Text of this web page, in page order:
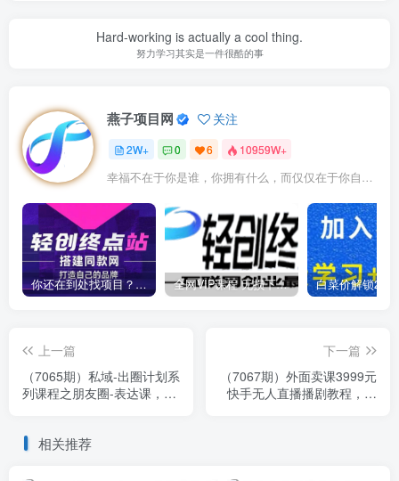
Hard-working is actually a cool thing.
努力学习其实是一件很酷的事
燕子项目网 关注
2W+ 0 6 10959W+
幸福不在于你是谁，你拥有什么，而仅仅在于你自己怎么看待
你还在到处找项目？还在当韭菜？我靠卖项目一个月收入5万+，曾经我也是个失败者。 全网VIP课程 无损下载~
上一篇
（7065期）私域-出圈计划系
列课程之朋友圈-表达课，
下一篇
（7067期）外面卖课3999元
快手无人直播播剧教程，快
相关推荐